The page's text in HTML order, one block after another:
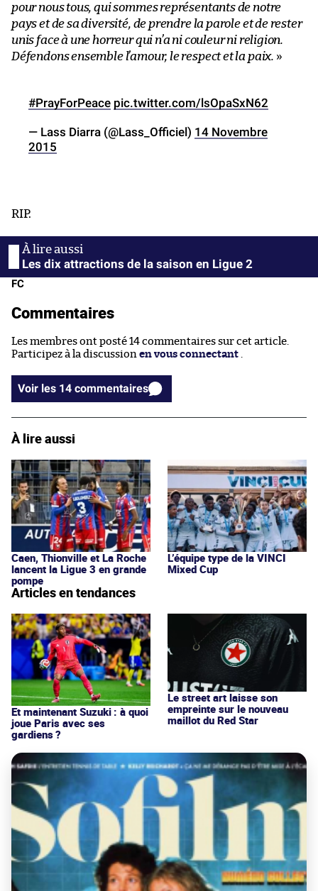
pour nous tous, qui sommes représentants de notre
pays et de sa diversité, de prendre la parole et de rester
unis face à une horreur qui n’a ni couleur ni religion.
Défendons ensemble l’amour, le respect et la paix. »
#PrayForPeace pic.twitter.com/lsOpaSxN62
— Lass Diarra (@Lass_Officiel) 14 Novembre
2015
RIP.
Les dix attractions de la saison en Ligue 2
FC
Commentaires
Les membres ont posté 14 commentaires sur cet article.
Participez à la discussion en vous connectant
Voir les 14 commentaires
À lire aussi
Caen, Thionville et La Roche
lancent la Ligue 3 en grande
pompe
L’équipe type de la VINCI
Mixed Cup
Articles en tendances
Et maintenant Suzuki : à quoi
joue Paris avec ses
gardiens ?
Le street art laisse son
empreinte sur le nouveau
maillot du Red Star